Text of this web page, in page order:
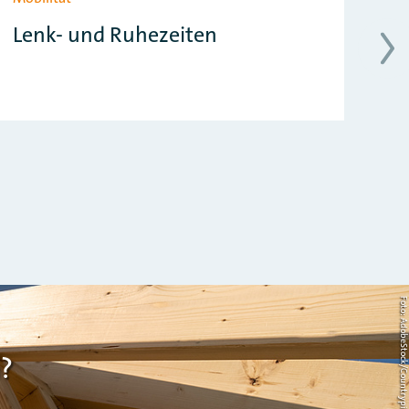
Lenk- und Ruhezeiten
Foto: AdobeStock/Countrypixel